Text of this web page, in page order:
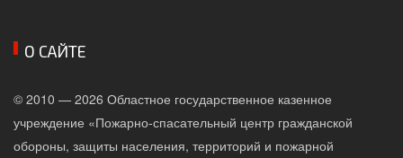
О САЙТЕ
© 2010 — 2026 Областное государственное казенное
учреждение «Пожарно-спасательный центр гражданской
обороны, защиты населения, территорий и пожарной